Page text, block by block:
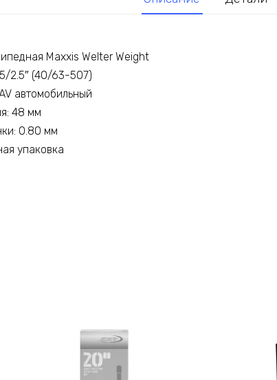
Maxxis Welter Weight
2.5″ (40/63-507)
автомобильный
48 мм
0.80 мм
упаковка